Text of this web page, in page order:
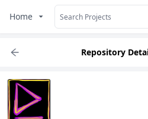
Home
Repository